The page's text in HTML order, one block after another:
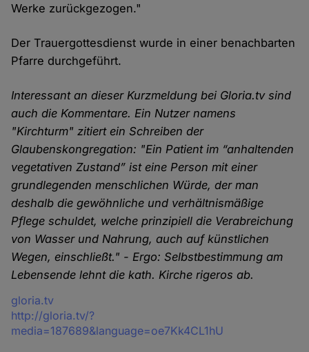
Werke zurückgezogen."
Der Trauergottesdienst wurde in einer benachbarten
Pfarre durchgeführt.
Interessant an dieser Kurzmeldung bei Gloria.tv sind
auch die Kommentare. Ein Nutzer namens
"Kirchturm" zitiert ein Schreiben der
Glaubenskongregation: "Ein Patient im “anhaltenden
vegetativen Zustand” ist eine Person mit einer
grundlegenden menschlichen Würde, der man
deshalb die gewöhnliche und verhältnismäßige
Pflege schuldet, welche prinzipiell die Verabreichung
von Wasser und Nahrung, auch auf künstlichen
Wegen, einschließt." - Ergo: Selbstbestimmung am
Lebensende lehnt die kath. Kirche rigeros ab.
Quelle
gloria.tv
http://gloria.tv/?
media=187689&language=oe7Kk4CL1hU